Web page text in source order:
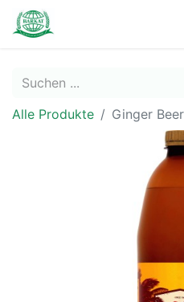
Alle Produkte Ginger